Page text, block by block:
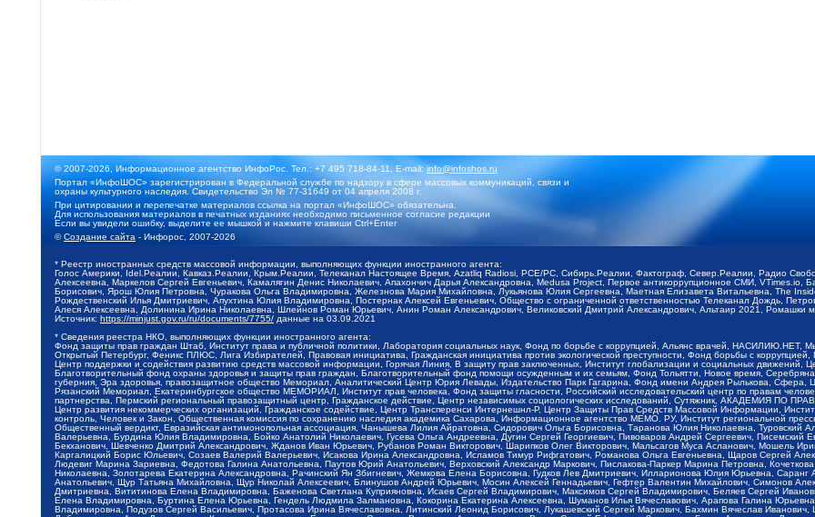
© 2007-2026, Информационное агентство ИнфоРос. Тел.: +7 495 718-84-11, E-mail:info@infoshos.ru
Портал «ИнфоШОС» зарегистрирован в Федеральной службе по надзору в сфере массовых коммуникаций, связи и
охраны культурного наследия. Свидетельство Эл № 77-31649 от 04 апреля 2008 г.
При цитировании и перепечатке материалов ссылка на портал «ИнфоШОС» обязательна.
Для использования материалов в печатных изданиях необходимо письменное согласие редакции
Если вы увидели ошибку, выделите ее мышкой и нажмите клавиши Ctrl+Enter
©Создание сайта - Инфорос, 2007-2026
* Реестр иностранных средств массовой информации, выполняющих функции иностранного агента:
Голос Америки, Idel.Реалии, Кавказ.Реалии, Крым.Реалии, Телеканал Настоящее Время, Azatliq Radiosi, PCE/PC, Сибирь.Реалии, Фактограф, Север.Реалии, Радио
Алексеевна, Маркелов Сергей Евгеньевич, Камалягин Денис Николаевич, Апахончич Дарья Александровна, Medusa Project, Первое антикоррупционное СМИ,
Борисович, Ярош Юлия Петровна, Чуракова Ольга Владимировна, Железнова Мария Михайловна, Лукьянова Юлия Сергеевна, Маетная Елизавета Витальевна, The
Рождественский Илья Дмитриевич, Апухтина Юлия Владимировна, Постернак Алексей Евгеньевич, Общество с ограниченной ответственностью Телеканал Дождь,
Алеся Алексеевна, Долинина Ирина Николаевна, Шлейнов Роман Юрьевич, Анин Роман Александрович, Великовский Дмитрий Александрович, Альтаир 2021, Ромашки
Источник: https://minjust.gov.ru/ru/documents/7755/ данные на 03.09.2021
* Сведения реестра НКО, выполняющих функции иностранного агента:
Фонд защиты прав граждан Штаб, Институт права и публичной политики, Лаборатория социальных наук, Фонд по борьбе с коррупцией, Альянс врачей,
Открытый Петербург, Феникс ПЛЮС, Лига Избирателей, Правовая инициатива, Гражданская инициатива против экологической преступности, Фонд борьбы с
Центр поддержки и содействия развитию средств массовой информации, Горячая Линия, В защиту прав заключенных, Институт глобализации и социальных
Благотворительный фонд охраны здоровья и защиты прав граждан, Благотворительный фонд помощи осужденным и их семьям, Фонд Тольятти, Новое время,
губерния, Эра здоровья, правозащитное общество Мемориал, Аналитический Центр Юрия Левады, Издательство Парк Гагарина, Фонд имени Андрея Рылькова,
Рязанский Мемориал, Екатеринбургское общество МЕМОРИАЛ, Институт прав человека, Фонд защиты гласности, Российский исследовательский центр по правам
партнерства, Пермский региональный правозащитный центр, Гражданское действие, Центр независимых социологических исследований, Сутяжник, АКАДЕМИЯ ПО
Центр развития некоммерческих организаций, Гражданское содействие, Центр Трансперенси Интернешнл-Р, Центр Защиты Прав Средств Массовой Информации,
контроль, Человек и Закон, Общественная комиссия по сохранению наследия академика Сахарова, Информационное агентство МЕМО. РУ, Институт региональной
Общественный вердикт, Евразийская антимонопольная ассоциация, Чанышева Лилия Айратовна, Сидорович Ольга Борисовна, Таранова Юлия Николаевна, Туровский
Валерьевна, Бурдина Юлия Владимировна, Бойко Анатолий Николаевич, Гусева Ольга Андреевна, Дугин Сергей Георгиевич, Пивоваров Андрей Сергеевич, Писемский
Бекханович, Шевченко Дмитрий Александрович, Жданов Иван Юрьевич, Рубанов Роман Викторович, Шарипков Олег Викторович, Мальсагов Муса Асланович, Мошель
Каргалицкий Борис Юльевич, Созаев Валерий Валерьевич, Исакова Ирина Александровна, Исламов Тимур Рифгатович, Романова Ольга Евгеньевна, Щаров Сергей
Людевиг Марина Зариевна, Федотова Галина Анатольевна, Паутов Юрий Анатольевич, Верховский Александр Маркович, Пислакова-Паркер Марина Петровна,
Николаевна, Золотарева Екатерина Александровна, Рачинский Ян Збигневич, Жемкова Елена Борисовна, Гудков Лев Дмитриевич, Илларионова Юлия Юрьевна,
Анатольевич, Щур Татьяна Михайловна, Щур Николай Алексеевич, Блинушов Андрей Юрьевич, Мосин Алексей Геннадьевич, Гефтер Валентин Михайлович, Симонов
Дмитриевна, Вититинова Елена Владимировна, Баженова Светлана Куприяновна, Исаев Сергей Владимирович, Максимов Сергей Владимирович, Беляев Сергей
Елена Владимировна, Буртина Елена Юрьевна, Гендель Людмила Залмановна, Кокорина Екатерина Алексеевна, Шуманов Илья Вячеславович, Арапова Галина
Владимировна, Подузов Сергей Васильевич, Протасова Ирина Вячеславовна, Литинский Леонид Борисович, Лукашевский Сергей Маркович, Бахмин Вячеслав